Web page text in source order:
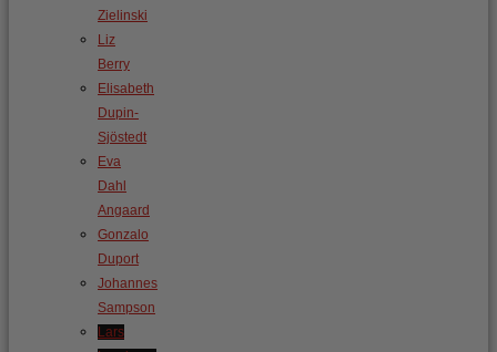
Zielinski
Liz
Berry
Elisabeth
Dupin-
Sjöstedt
Eva
Dahl
Angaard
Gonzalo
Duport
Johannes
Sampson
Lars